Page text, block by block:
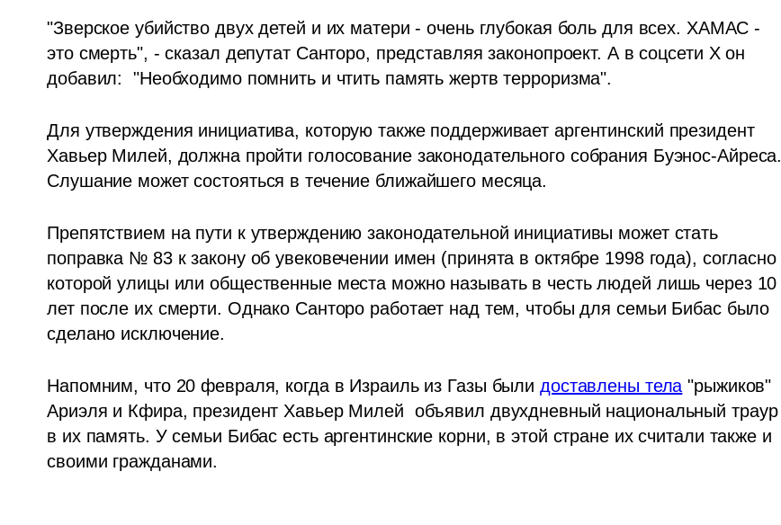
"Зверское убийство двух детей и их матери - очень глубокая боль для всех. ХАМАС -
это смерть", - сказал депутат Санторо, представляя законопроект. А в соцсети Х он
добавил:  "Необходимо помнить и чтить память жертв терроризма".
Для утверждения инициатива, которую также поддерживает аргентинский президент
Хавьер Милей, должна пройти голосование законодательного собрания Буэнос-Айреса.
Слушание может состояться в течение ближайшего месяца.
Препятствием на пути к утверждению законодательной инициативы может стать
поправка № 83 к закону об увековечении имен (принята в октябре 1998 года), согласно
которой улицы или общественные места можно называть в честь людей лишь через 10
лет после их смерти. Однако Санторо работает над тем, чтобы для семьи Бибас было
сделано исключение.
Напомним, что 20 февраля, когда в Израиль из Газы были доставлены тела "рыжиков"
Ариэля и Кфира, президент Хавьер Милей  объявил двухдневный национальный траур
в их память. У семьи Бибас есть аргентинские корни, в этой стране их считали также и
своими гражданами.